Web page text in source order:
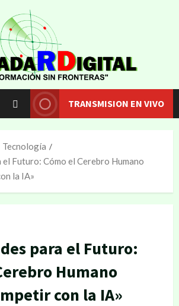
TRANSMISION EN VIVO
Tecnología
el Futuro: Cómo el Cerebro Humano
la IA»
para el Futuro:
Humano
con la IA»